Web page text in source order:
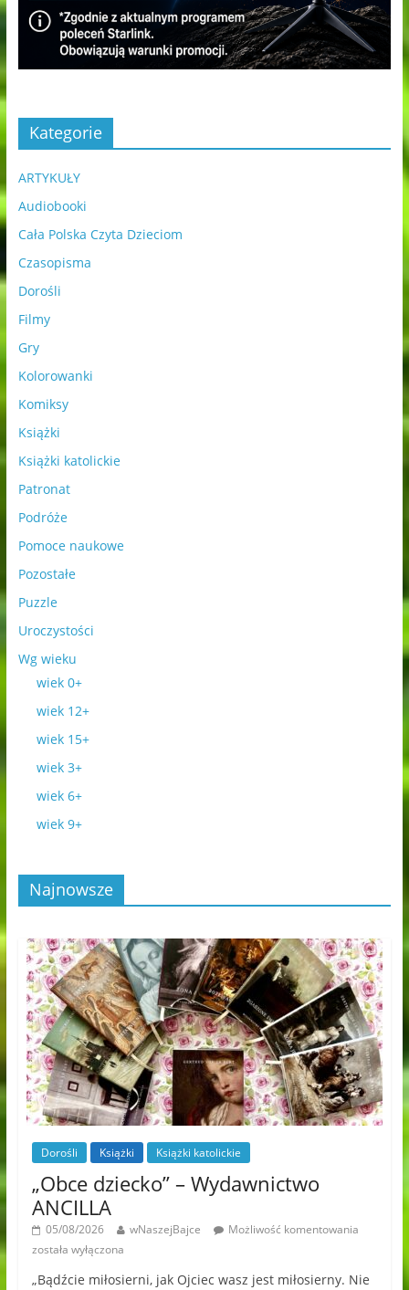
Kategorie
ARTYKUŁY
Audiobooki
Cała Polska Czyta Dzieciom
Czasopisma
Dorośli
Filmy
Gry
Kolorowanki
Komiksy
Książki
Książki katolickie
Patronat
Podróże
Pomoce naukowe
Pozostałe
Puzzle
Uroczystości
Wg wieku
wiek 0+
wiek 12+
wiek 15+
wiek 3+
wiek 6+
wiek 9+
Najnowsze
Dorośli Książki Książki katolickie
„Obce dziecko” – Wydawnictwo
ANCILLA
05/08/2026 wNaszejBajce
Możliwość komentowania
została wyłączona
„Bądźcie miłosierni, jak Ojciec wasz jest miłosierny. Nie